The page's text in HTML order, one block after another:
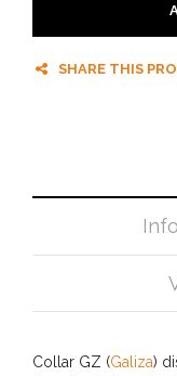
SHARE THIS
Collar GZ (Galiza)